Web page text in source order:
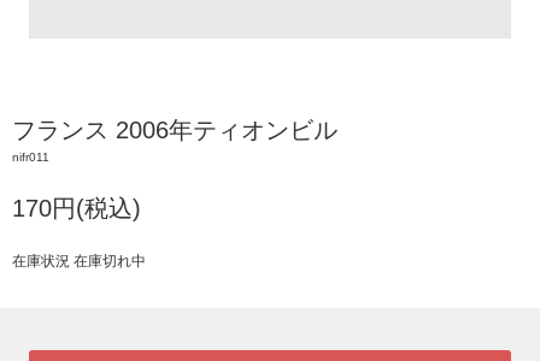
フランス 2006年ティオンビル
nifr011
170円(税込)
在庫状況 在庫切れ中